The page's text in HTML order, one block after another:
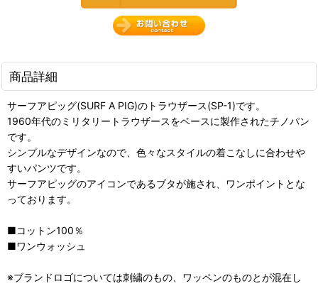
商品詳細
サーフアピッグ(SURF A PIG)のトラウザース(SP-1)です。
1960年代のミリタリートラウザースをベースに製作されたチノパン
です。
シンプルなデザインなので、色々なスタイルの着こなしに合わせや
すいパンツです。
サーフアピッグのアイコンであるブタが施され、ワンポイントとな
っております。
■コットン100％
■ワンウォッシュ
※ブランドロゴについては刺繍のもの、ワッペンのものとが混在し